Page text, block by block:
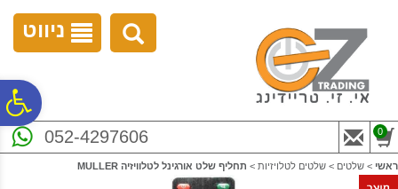
נגישות
ניווט
052-4297606 0
ראשי > שלטים > שלטים לטלויזיות > תחליף שלט אורגינל לטלוויזיה MULLER